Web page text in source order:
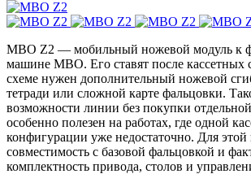
MBO Z2 — мобильный ножевой модуль к
машине MBO. Его ставят после кассетных
схеме нужен дополнительный ножевой
тетради или сложной карте фальцовки.
возможности линии без покупки
особенно полезен на работах, где одной
конфигурации уже недостаточно. Для
совместимость с базовой фальцовкой и
комплектность привода, столов и